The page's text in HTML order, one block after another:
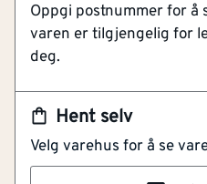
Hent selv
Velg varehus for å se
Oppgi postnummer for å
varen er tilgjengelig for
deg.
"alt i ett" reperasjons-
Veldig god heft til
For de fleste underlag:
Enkel å påføre